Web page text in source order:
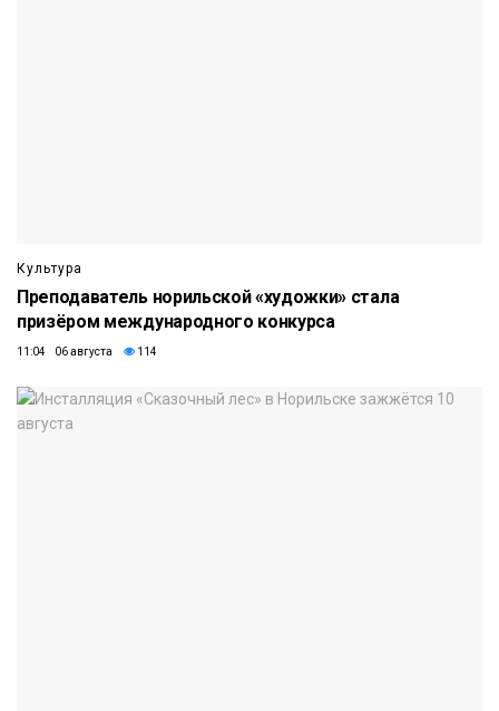
Культура
Преподаватель норильской «художки» стала
призёром международного конкурса
11:04 06 августа 114